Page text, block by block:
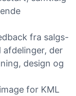
fra salgs-
afdelinger, der
design og
for KML